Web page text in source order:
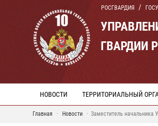
РОСГВАРДИЯ
ГВАРДИИ
НОВОСТИ ТЕРРИТОРИАЛЬНЫЙ
Главная Новости Заместитель начальника